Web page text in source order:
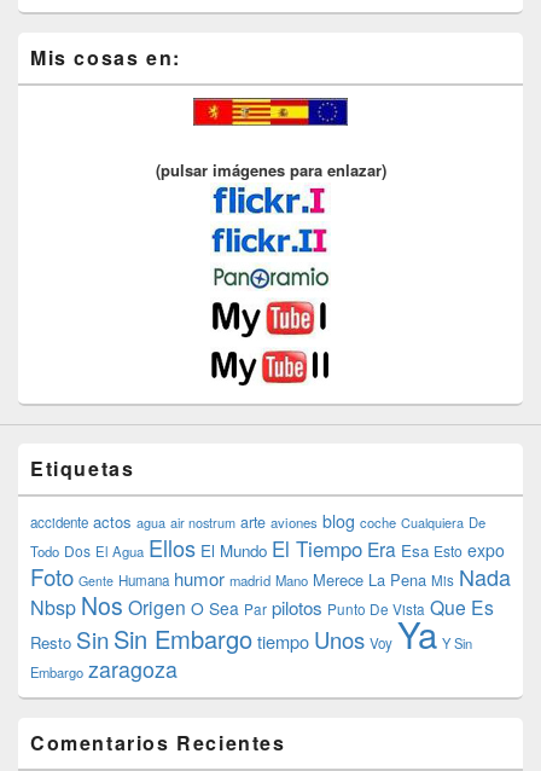
Mis cosas en:
(pulsar imágenes para enlazar)
Etiquetas
accidente actos agua air nostrum arte aviones blog coche Cualquiera De
Todo Dos El Agua Ellos El Mundo El Tiempo Era Esa Esto expo
Foto Gente Humana humor madrid Mano Merece La Pena Mis Nada
Nbsp Nos Origen O Sea Par pilotos Punto De Vista Que Es
Resto SinSin Embargotiempo Unos Voy Ya Y Sin
Embargo zaragoza
Comentarios Recientes